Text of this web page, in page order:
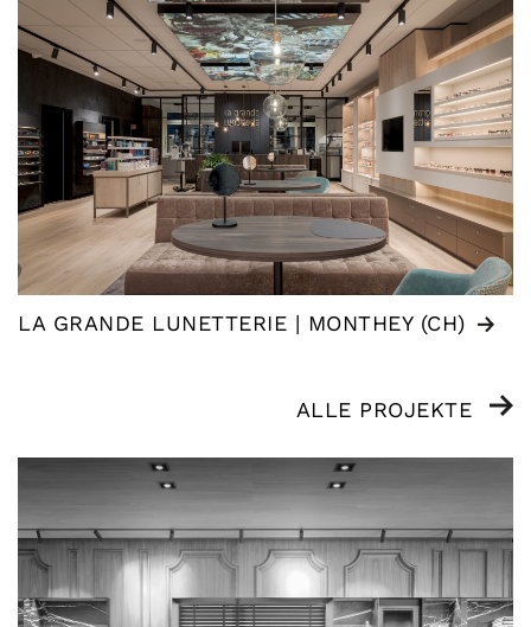
LA GRANDE LUNETTERIE | MONTHEY (CH)
ALLE PROJEKTE